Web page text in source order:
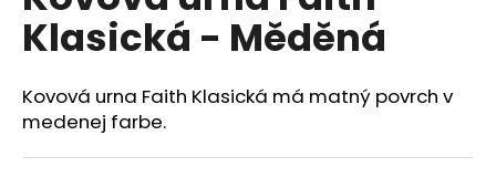
0,0
hviezdičiek.
Klasická - Měděná
Kovová urna Faith Klasická má matný povrch v
medenej farbe.
á
j
s
ť